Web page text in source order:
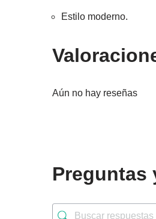
Estilo moderno.
Aún no hay reseñas
Preguntas